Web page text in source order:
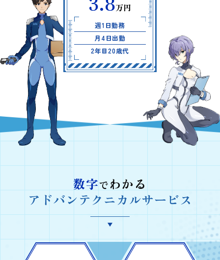
万円
週1日勤務
月4日出勤
2年目20歳代
数字でわかる
アドバンテクニカルサービス